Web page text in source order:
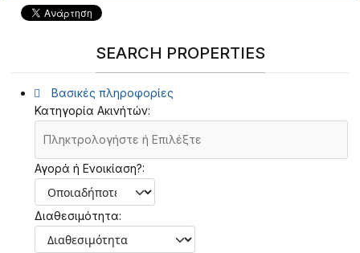
SEARCH PROPERTIES
Βασικές πληροφορίες
Κατηγορία Ακινήτών:
Αγορά ή Ενοικίαση?:
Διαθεσιμότητα: